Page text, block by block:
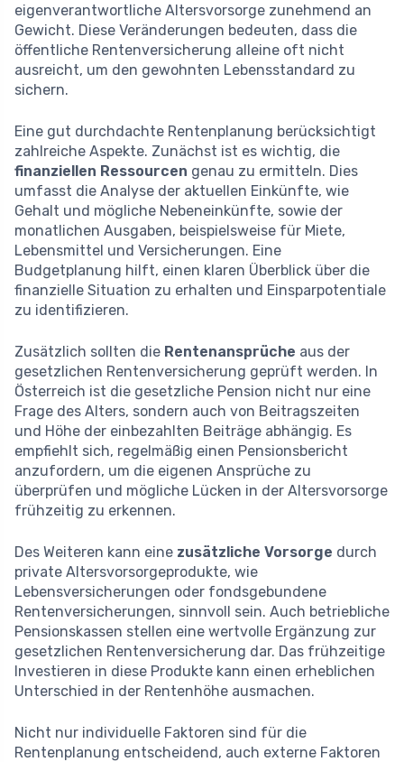
eigenverantwortliche Altersvorsorge zunehmend an
Gewicht. Diese Veränderungen bedeuten, dass die
öffentliche Rentenversicherung alleine oft nicht
ausreicht, um den gewohnten Lebensstandard zu
sichern.
Eine gut durchdachte Rentenplanung berücksichtigt
zahlreiche Aspekte. Zunächst ist es wichtig, die
finanziellen Ressourcen genau zu ermitteln. Dies
umfasst die Analyse der aktuellen Einkünfte, wie
Gehalt und mögliche Nebeneinkünfte, sowie der
monatlichen Ausgaben, beispielsweise für Miete,
Lebensmittel und Versicherungen. Eine
Budgetplanung hilft, einen klaren Überblick über die
finanzielle Situation zu erhalten und Einsparpotentiale
zu identifizieren.
Zusätzlich sollten die Rentenansprüche aus der
gesetzlichen Rentenversicherung geprüft werden. In
Österreich ist die gesetzliche Pension nicht nur eine
Frage des Alters, sondern auch von Beitragszeiten
und Höhe der einbezahlten Beiträge abhängig. Es
empfiehlt sich, regelmäßig einen Pensionsbericht
anzufordern, um die eigenen Ansprüche zu
überprüfen und mögliche Lücken in der Altersvorsorge
frühzeitig zu erkennen.
Des Weiteren kann eine zusätzliche Vorsorge durch
private Altersvorsorgeprodukte, wie
Lebensversicherungen oder fondsgebundene
Rentenversicherungen, sinnvoll sein. Auch betriebliche
Pensionskassen stellen eine wertvolle Ergänzung zur
gesetzlichen Rentenversicherung dar. Das frühzeitige
Investieren in diese Produkte kann einen erheblichen
Unterschied in der Rentenhöhe ausmachen.
Nicht nur individuelle Faktoren sind für die
Rentenplanung entscheidend, auch externe Faktoren